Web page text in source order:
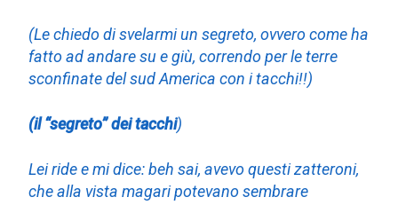
(Le chiedo di svelarmi un segreto, ovvero come ha
fatto ad andare su e giù, correndo per le terre
sconfinate del sud America con i tacchi!!)
(il “segreto” dei tacchi)
Lei ride e mi dice: beh sai, avevo questi zatteroni,
che alla vista magari potevano sembrare